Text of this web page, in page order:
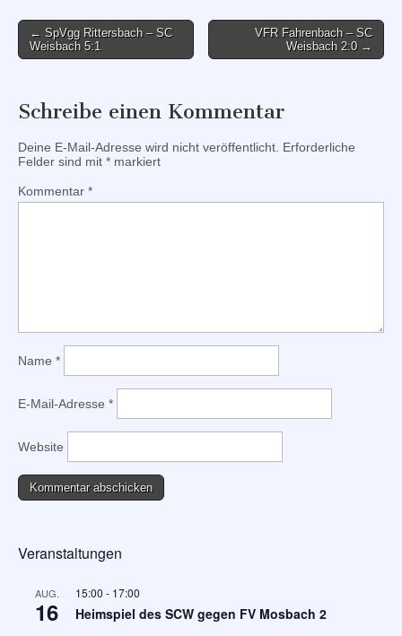
Post
navigation
← SpVgg Rittersbach – SC
Weisbach 5:1
VFR Fahrenbach – SC
Weisbach 2:0 →
Schreibe einen Kommentar
Deine E-Mail-Adresse wird nicht veröffentlicht. Erforderliche
Felder sind mit * markiert
Kommentar *
Name *
E-Mail-Adresse *
Website
Veranstaltungen
AUG.
16
15:00 - 17:00
Heimspiel des SCW gegen FV Mosbach 2